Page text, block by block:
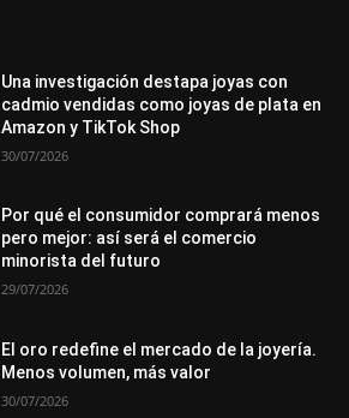
Una investigación destapa joyas con
cadmio vendidas como joyas de plata en
Amazon y TikTok Shop
30/07/2026
Por qué el consumidor comprará menos
pero mejor: así será el comercio
minorista del futuro
29/07/2026
El oro redefine el mercado de la joyería.
Menos volumen, más valor
30/07/2026